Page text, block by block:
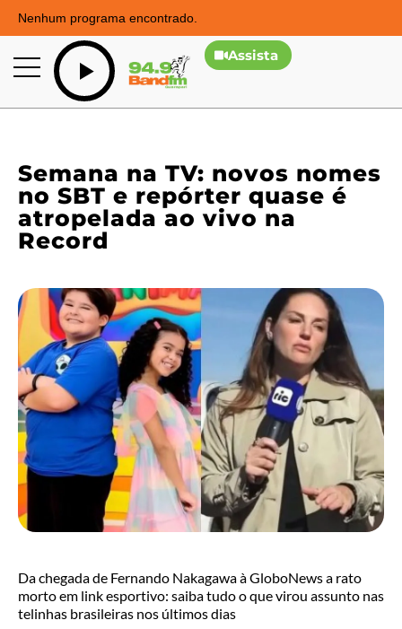
Nenhum programa encontrado.
Assista
Semana na TV: novos nomes
no SBT e repórter quase é
atropelada ao vivo na
Record
Da chegada de Fernando Nakagawa à GloboNews a rato
morto em link esportivo: saiba tudo o que virou assunto nas
telinhas brasileiras nos últimos dias